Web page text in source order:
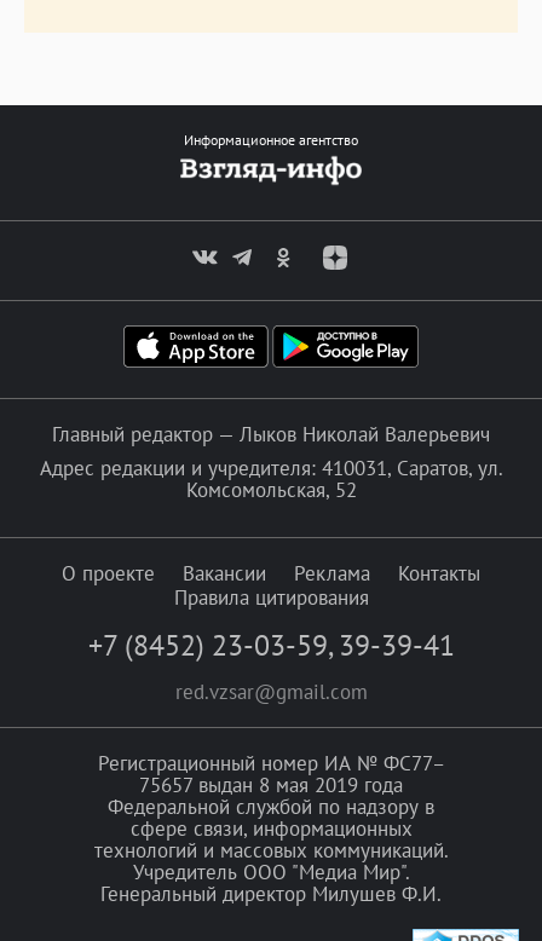
Информационное агентство
Главный редактор — Лыков Николай Валерьевич
Адрес редакции и учредителя: 410031, Саратов, ул.
Комсомольская, 52
О проекте Вакансии Реклама
Контакты
Правила цитирования
+7 (8452) 23-03-59, 39-39-41
red.vzsar@gmail.com
Регистрационный номер ИА № ФС77–
75657 выдан 8 мая 2019 года
Федеральной службой по надзору в
сфере связи, информационных
технологий и массовых коммуникаций.
Учредитель ООО "Медиа Мир".
Генеральный директор Милушев Ф.И.